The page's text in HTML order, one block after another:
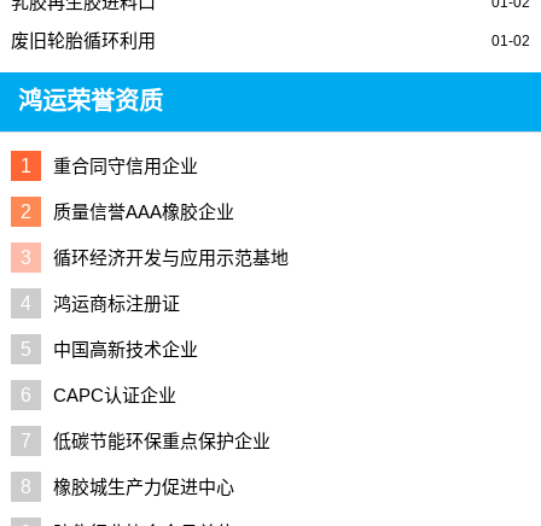
01-02
废旧轮胎循环利用
鸿运荣誉资质
1 重合同守信用企业
2 质量信誉AAA橡胶企业
3 循环经济开发与应用示范基地
4 鸿运商标注册证
5 中国高新技术企业
6 CAPC认证企业
7 低碳节能环保重点保护企业
8 橡胶城生产力促进中心